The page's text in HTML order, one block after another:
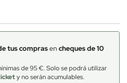
tus comprasen cheques de 10
de 95 €. Solo se podrá utilizar
y no serán acumulables.